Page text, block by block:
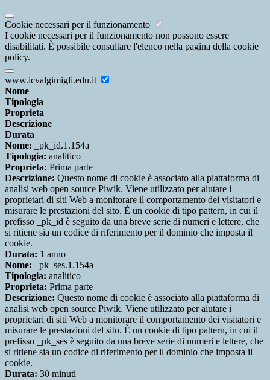
Cookie necessari per il funzionamento
I cookie necessari per il funzionamento non possono essere
disabilitati. È possibile consultare l'elenco nella pagina della cookie
policy.
www.icvalgimigli.edu.it
Nome
Tipologia
Proprieta
Descrizione
Durata
Nome: _pk_id.1.154a
Tipologia: analitico
Proprieta: Prima parte
Descrizione: Questo nome di cookie è associato alla piattaforma di
analisi web open source Piwik. Viene utilizzato per aiutare i
proprietari di siti Web a monitorare il comportamento dei visitatori e
misurare le prestazioni del sito. È un cookie di tipo pattern, in cui il
prefisso _pk_id è seguito da una breve serie di numeri e lettere, che
si ritiene sia un codice di riferimento per il dominio che imposta il
cookie.
Durata: 1 anno
Nome: _pk_ses.1.154a
Tipologia: analitico
Proprieta: Prima parte
Descrizione: Questo nome di cookie è associato alla piattaforma di
analisi web open source Piwik. Viene utilizzato per aiutare i
proprietari di siti Web a monitorare il comportamento dei visitatori e
misurare le prestazioni del sito. È un cookie di tipo pattern, in cui il
prefisso _pk_ses è seguito da una breve serie di numeri e lettere, che
si ritiene sia un codice di riferimento per il dominio che imposta il
cookie.
Durata: 30 minuti